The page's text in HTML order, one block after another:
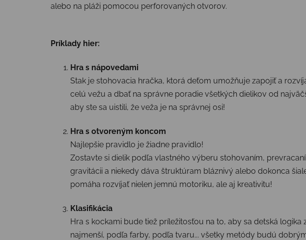
alebo na pláži pomocou perforovaných otvorov.
Príklady hier:
Hra s nápovedami
Stak je stohovacia hračka, ktorá deťom umožňuje zapojiť a
celú vežu a dbať na správne poradie všetkých dielikov od
aby ste sa uistili, že veža je na správnej osi!
Hra s otvoreným koncom
Najlepšie pravidlo je žiadne pravidlo!
Zostavte si dielik podľa vlastného výberu stohovaním,
gravitácii a niekedy dáva štruktúram bláznivý alebo dokonca
pomáha rozvíjať nielen jemnú motoriku, ale aj kreativitu!
Klasifikácia
Hra s kockami bude tiež príležitosťou na to, aby sa detská
najmenší, podľa farby, podľa tvaru... všetky metódy budú